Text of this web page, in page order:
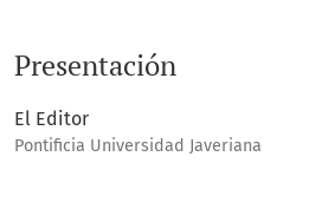
Presentación
El Editor
Pontificia Universidad Javeriana